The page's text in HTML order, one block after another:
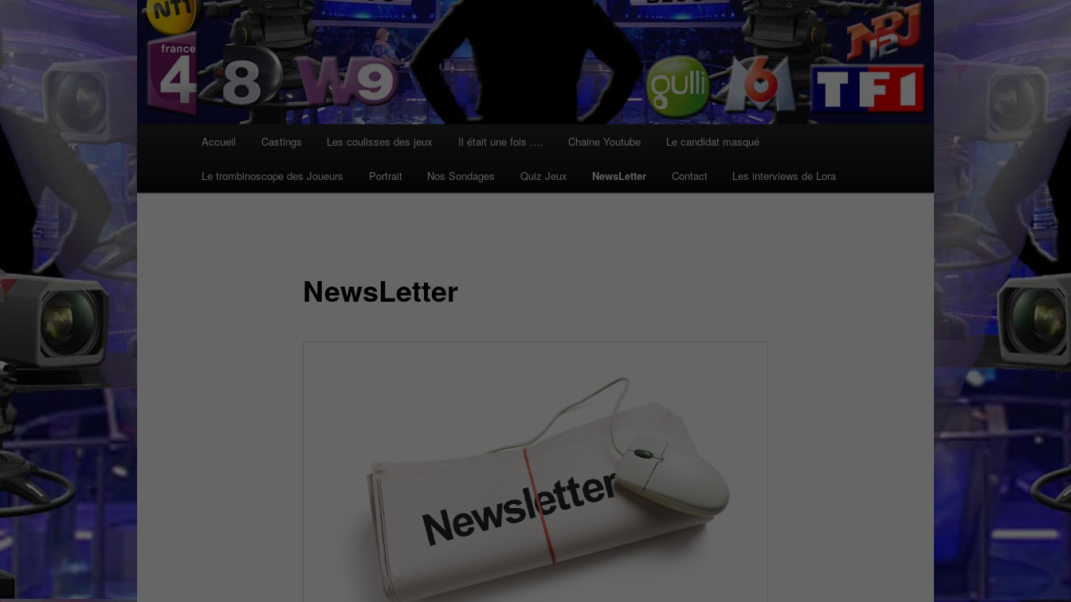
Accueil Castings Les coulisses des jeux Il était une fois …. Chaine Youtube Le candidat masqué
Le trombinoscope des Joueurs Portrait Nos Sondages Quiz Jeux NewsLetter Contact Les interviews de Lora
NewsLetter